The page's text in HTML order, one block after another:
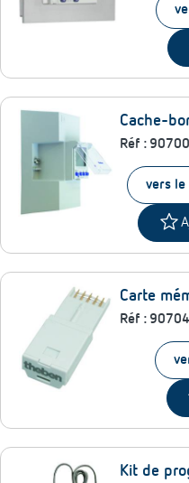
Cache-
Réf :
vers
star
Carte
Réf :
Kit de